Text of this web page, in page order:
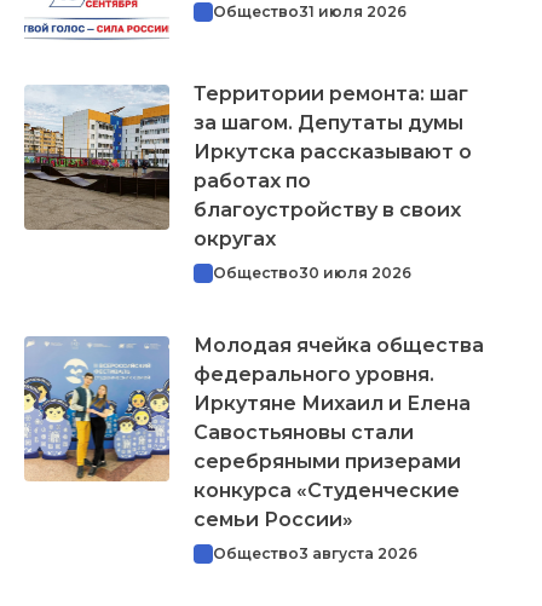
Общество31 июля 2026
Территории ремонта: шаг
за шагом. Депутаты думы
Иркутска рассказывают о
работах по
благоустройству в своих
округах
Общество30 июля 2026
Молодая ячейка общества
федерального уровня.
Иркутяне Михаил и Елена
Савостьяновы стали
серебряными призерами
конкурса «Студенческие
семьи России»
Общество3 августа 2026